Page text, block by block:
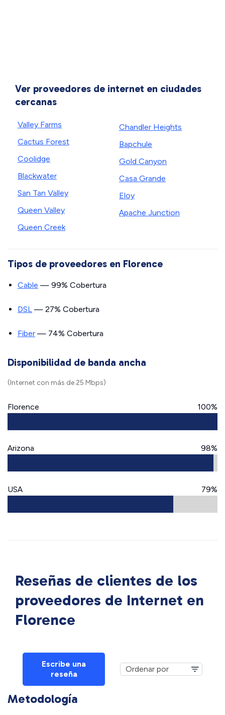
Ver proveedores de internet en ciudades
cercanas
Valley Farms
Cactus Forest
Coolidge
Blackwater
San Tan Valley
Queen Valley
Queen Creek
Chandler Heights
Bapchule
Gold Canyon
Casa Grande
Eloy
Apache Junction
Tipos de proveedores en Florence
Cable — 99% Cobertura
DSL — 27% Cobertura
Fiber — 74% Cobertura
Disponibilidad de banda ancha
(Internet con más de 25 Mbps)
Florence 100%
Arizona 98%
USA 79%
Reseñas de clientes de los
proveedores de Internet en
Florence
Escribe una
reseña
Metodología